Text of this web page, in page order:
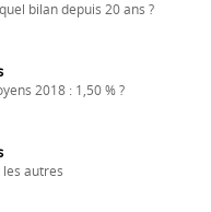
bilan depuis 20 ans ?
2018 : 1,50 % ?
les autres